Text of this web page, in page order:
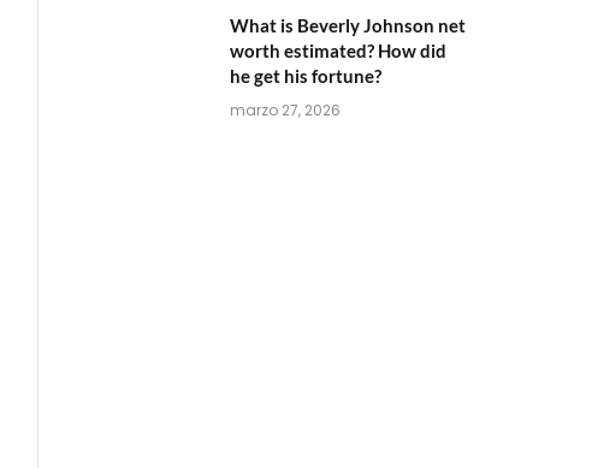
What is Beverly Johnson net
worth estimated? How did
he get his fortune?
marzo 27, 2026